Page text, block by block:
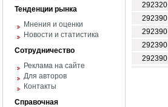
Тенденции рынка
Мнения и оценки
Новости и статистика
Сотрудничество
Реклама на сайте
Для авторов
Контакты
Справочная
292320
292390
292390
292390
292390